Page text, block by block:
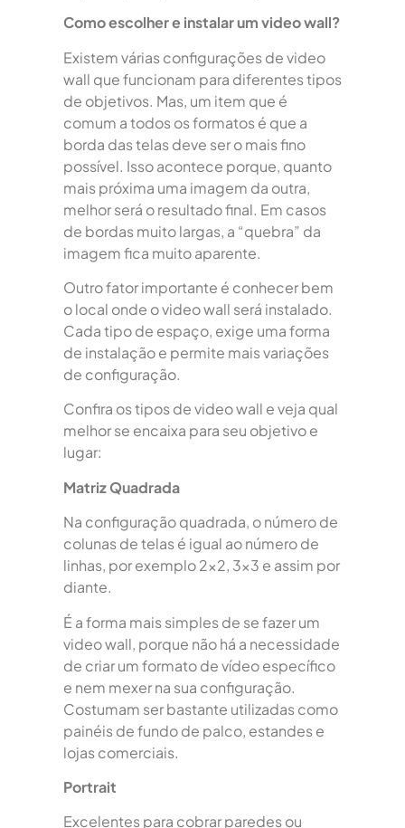
Como escolher e instalar um video wall?
Existem várias configurações de video
wall que funcionam para diferentes tipos
de objetivos. Mas, um item que é
comum a todos os formatos é que a
borda das telas deve ser o mais fino
possível. Isso acontece porque, quanto
mais próxima uma imagem da outra,
melhor será o resultado final. Em casos
de bordas muito largas, a “quebra” da
imagem fica muito aparente.
Outro fator importante é conhecer bem
o local onde o video wall será instalado.
Cada tipo de espaço, exige uma forma
de instalação e permite mais variações
de configuração.
Confira os tipos de video wall e veja qual
melhor se encaixa para seu objetivo e
lugar:
Matriz Quadrada
Na configuração quadrada, o número de
colunas de telas é igual ao número de
linhas, por exemplo 2×2, 3×3 e assim por
diante.
É a forma mais simples de se fazer um
video wall, porque não há a necessidade
de criar um formato de vídeo específico
e nem mexer na sua configuração.
Costumam ser bastante utilizadas como
painéis de fundo de palco, estandes e
lojas comerciais.
Portrait
Excelentes para cobrar paredes ou